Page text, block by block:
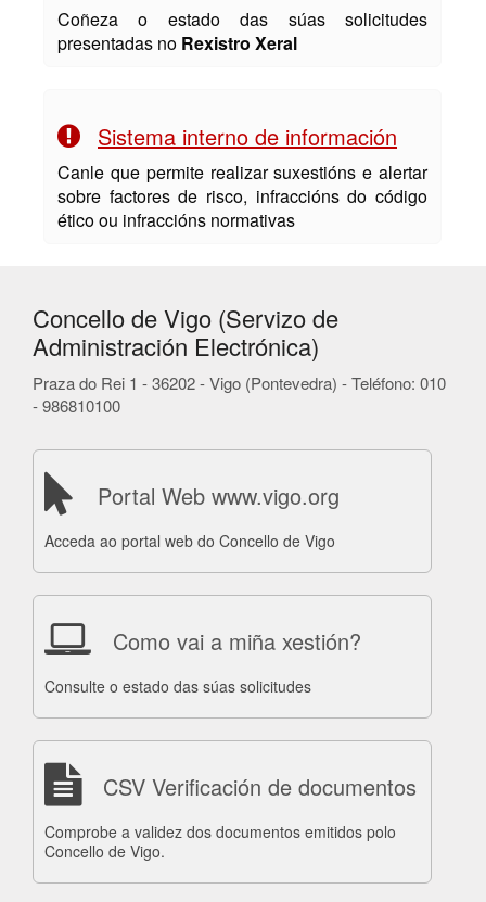
Coñeza o estado das súas solicitudes
presentadas no Rexistro Xeral
Sistema interno de información
Canle que permite realizar suxestións e alertar
sobre factores de risco, infraccións do código
ético ou infraccións normativas
Concello de Vigo (Servizo de
Administración Electrónica)
Praza do Rei 1 - 36202 - Vigo (Pontevedra) - Teléfono: 010
- 986810100
Portal Web www.vigo.org
Acceda ao portal web do Concello de Vigo
Como vai a miña xestión?
Consulte o estado das súas solicitudes
CSV Verificación de documentos
Comprobe a validez dos documentos emitidos polo
Concello de Vigo.